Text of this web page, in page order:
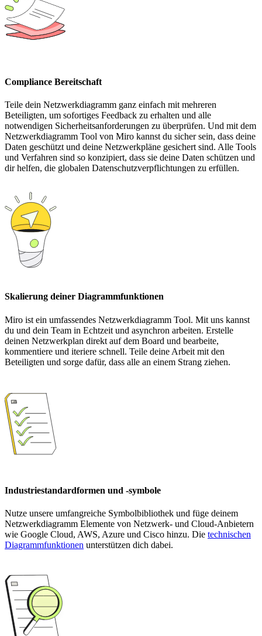
Compliance Bereitschaft
Teile dein Netzwerkdiagramm ganz einfach mit mehreren
Beteiligten, um sofortiges Feedback zu erhalten und alle
notwendigen Sicherheitsanforderungen zu überprüfen. Und mit dem
Netzwerkdiagramm Tool von Miro kannst du sicher sein, dass deine
Daten geschützt und deine Netzwerkpläne gesichert sind. Alle Tools
und Verfahren sind so konzipiert, dass sie deine Daten schützen und
dir helfen, die globalen Datenschutzverpflichtungen zu erfüllen.
Skalierung deiner Diagrammfunktionen
Miro ist ein umfassendes Netzwerkdiagramm Tool. Mit uns kannst
du und dein Team in Echtzeit und asynchron arbeiten. Erstelle
deinen Netzwerkplan direkt auf dem Board und bearbeite,
kommentiere und iteriere schnell. Teile deine Arbeit mit den
Beteiligten und sorge dafür, dass alle an einem Strang ziehen.
Industriestandardformen und -symbole
Nutze unsere umfangreiche Symbolbibliothek und füge deinem
Netzwerkdiagramm Elemente von Netzwerk- und Cloud-Anbietern
wie Google Cloud, AWS, Azure und Cisco hinzu. Die technischen
Diagrammfunktionen unterstützen dich dabei.